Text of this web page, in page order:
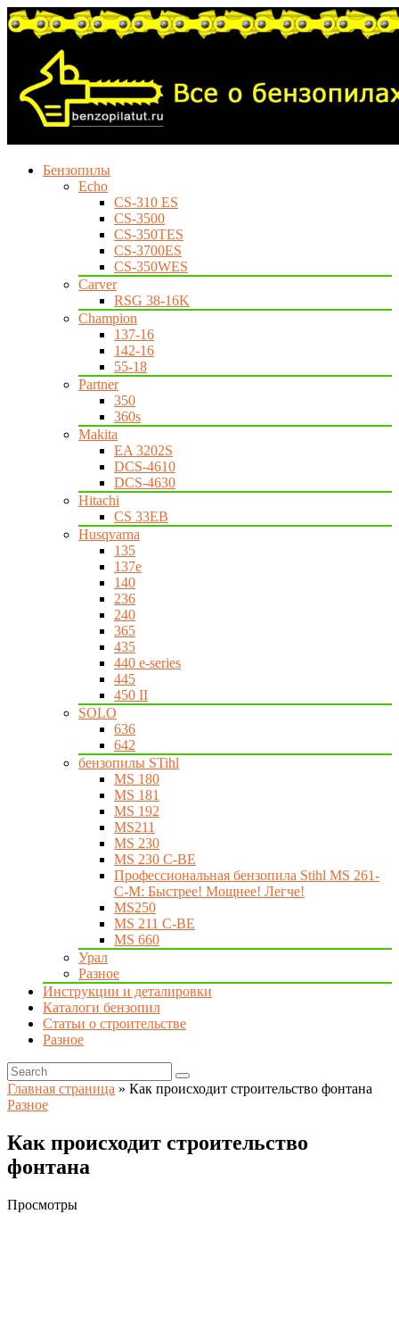
Бензопилы
Echo
CS-310 ES
CS-3500
CS-350TES
CS-3700ES
CS-350WES
Carver
RSG 38-16K
Champion
137-16
142-16
55-18
Partner
350
360s
Makita
EA 3202S
DCS-4610
DCS-4630
Hitachi
CS 33EB
Husqvarna
135
137e
140
236
240
365
435
440 e-series
445
450 II
SOLO
636
642
бензопилы STihl
MS 180
MS 181
MS 192
MS211
MS 230
MS 230 C-BE
Профессиональная бензопила Stihl MS 261-
C-M: Быстрее! Мощнее! Легче!
MS250
MS 211 C-BE
MS 660
Урал
Разное
Инструкции и деталировки
Каталоги бензопил
Статьи о строительстве
Разное
Главная страница » Как происходит строительство фонтана
Разное
Как происходит строительство
фонтана
Просмотры